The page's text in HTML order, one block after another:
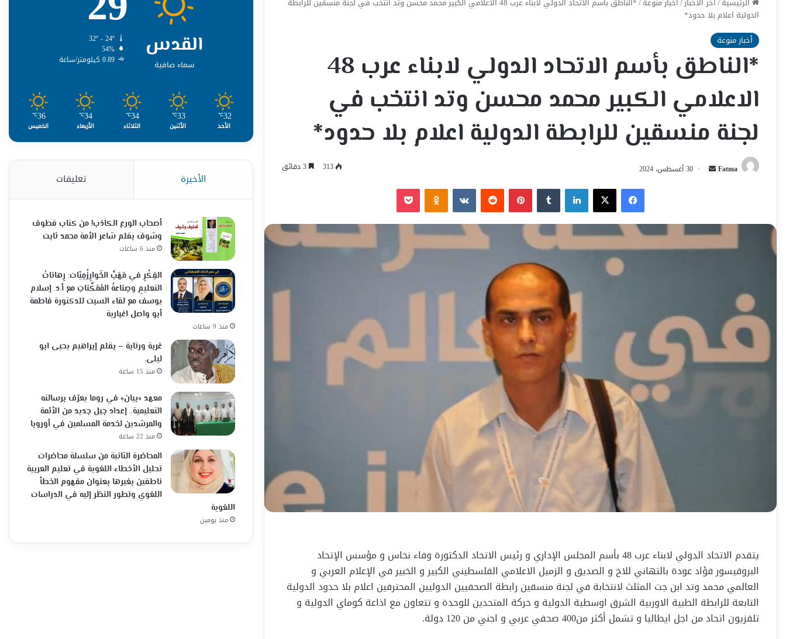
الدولية اعلام بلا حدود*
أخبار منوعة
*الناطق بأسم الاتحاد الدولي لابناء عرب 48
الاعلامي الكبير محمد محسن وتد انتخب في
لجنة منسقين للرابطة الدولية اعلام بلا حدود*
Fatma
أرسل 30 أغسطس، 2024 313
فيسبوك‫X لينكدإن بينتيريست Odnoklassniki
‫Pocket
يتقدم الاتحاد الدولي لابناء عرب 48 بأسم المجلس الإداري و رئيس الاتحاد الدكتورة وفاء نحاس و مؤسس الإتحاد
البروفيسور فؤاد عودة بالتهاني للاخ و الصديق و الزميل الاعلامي الفلسطيني الكبير و الخبير في الإعلام العربي و
العالمي محمد وتد ابن جت المثلث لانتخابة في لجنة منسقين رابطة الصحفيين الدوليين المحترفين اعلام بلا حدود الدولية
التابعة للرابطة الطبية الاوربية الشرق اوسطية الدولية و حركة المتحدين للوحدة و تتعاون مع اذاعة كوماي الدولية و
تلفزيون اتحاد من اجل ايطاليا و تشمل أكثر من400 صحفي عربي و اجني من 120 دولة.
القدس
سماء صافية
32º - 24º
54%
0.89 كيلومتر/ساعة
32
℃
الأحد
33
℃
الأثنين
34
℃
الثلاثاء
34
℃
الأربعاء
36
℃
الخميس
الأخيرة تعليقات
أصحاب الورع الكاذب! من كتاب قطوف
وشوف بقلم شاعر الأمة محمد ثابت
منذ 6 ساعات
الفِكْرِ في مَهَبِّ الخَوارِزْمِيّات: رِهاناتُ
التعليمِ وصِناعةُ المُمَكِّناتِ مع أ.د. إسلام
يوسف مع لقاء السبت للدكتورة فاطمة
أبو واصل اغبارية
منذ 9 ساعات
غربة ورتابة – بقلم إبراهيم يحيى ابو
ليلى.
منذ 15 ساعة
معهد «بيان» في روما يعرّف برسالته
التعليمية.. إعداد جيل جديد من الأئمة
والمرشدين لخدمة المسلمين في أوروبا
منذ 22 ساعة
المحاضرة الثانية من سلسلة محاضرات
تحليل الأخطاء اللغوية في تعليم العربية
ناطقين بغيرها بعنوان مفهوم الخطأ
اللغوي وتطور النظر إليه في الدراسات
اللغوية
منذ يومين